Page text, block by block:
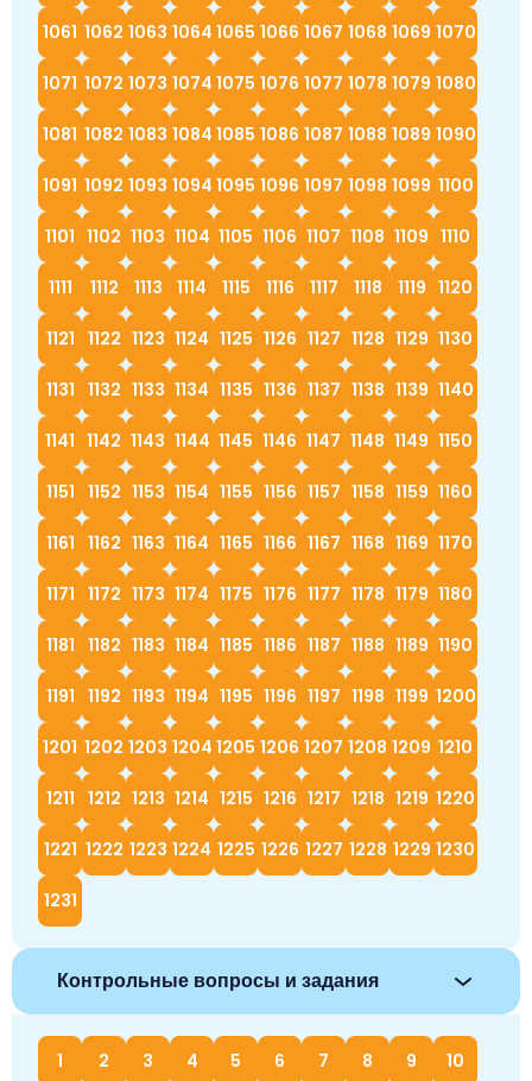
1061 1062 1063 1064 1065 1066 1067 1068 1069 1070
1071 1072 1073 1074 1075 1076 1077 1078 1079 1080
1081 1082 1083 1084 1085 1086 1087 1088 1089 1090
1091 1092 1093 1094 1095 1096 1097 1098 1099 1100
1101 1102 1103 1104 1105 1106 1107 1108 1109 1110
1111 1112 1113 1114 1115 1116 1117 1118 1119 1120
1121 1122 1123 1124 1125 1126 1127 1128 1129 1130
1131 1132 1133 1134 1135 1136 1137 1138 1139 1140
1141 1142 1143 1144 1145 1146 1147 1148 1149 1150
1151 1152 1153 1154 1155 1156 1157 1158 1159 1160
1161 1162 1163 1164 1165 1166 1167 1168 1169 1170
1171 1172 1173 1174 1175 1176 1177 1178 1179 1180
1181 1182 1183 1184 1185 1186 1187 1188 1189 1190
1191 1192 1193 1194 1195 1196 1197 1198 1199 1200
1201 1202 1203 1204 1205 1206 1207 1208 1209 1210
1211 1212 1213 1214 1215 1216 1217 1218 1219 1220
1221 1222 1223 1224 1225 1226 1227 1228 1229 1230
1231
Контрольные вопросы и задания
1 2 3 4 5 6 7 8 9 10